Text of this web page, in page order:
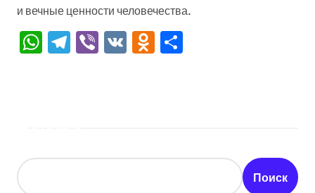
и вечные ценности человечества.
WhatsApp
Telegram
Viber
VK Odnoklassniki
Поиск